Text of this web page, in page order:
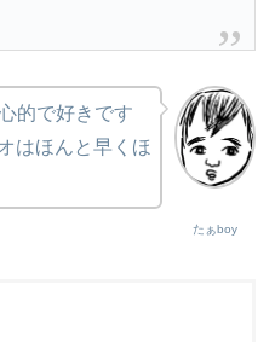
たぁboy
的で好きです
はほんと早くほ